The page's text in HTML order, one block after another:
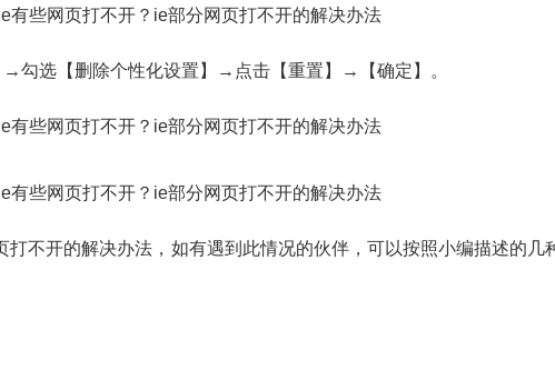
选【删除个性化设置】→点击【重置】→【确定】。
开的解决办法，如有遇到此情况的伙伴，可以按照小编描述的几